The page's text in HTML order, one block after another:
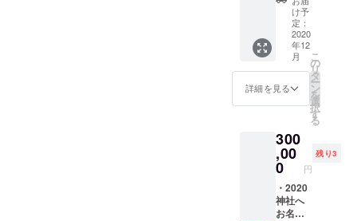
際に登
録いた
だきま
した
メール
もしく
は登録
いただ
いたご
てお知
らせす
るよう
にいた
しま
す。 ※
名前を
2日宿泊
券（1名
様分）※
交通費
前を
レー
ザー印
刷した
掲示し
ます ※
備考欄
にお名
前を入
力くだ
さい ※
け予
定：
2020
年12
月
詳細を見る
こ
の
リ
タ
ー
ン
を
選
択
す
る
300
,00
0 円
残り3
・2020
神社へ
お名前